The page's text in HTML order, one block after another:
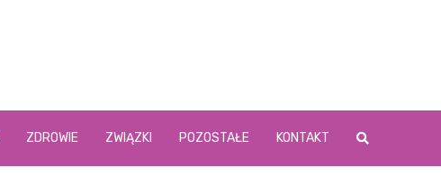
ZDROWIE ZWIĄZKI POZOSTAŁE KONTAKT